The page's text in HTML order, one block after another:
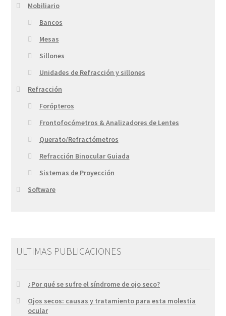
Mobiliario
Bancos
Mesas
Sillones
Unidades de Refracción y sillones
Refracción
Forópteros
Frontofocómetros & Analizadores de Lentes
Querato/Refractómetros
Refracción Binocular Guiada
Sistemas de Proyección
Software
ULTIMAS PUBLICACIONES
¿Por qué se sufre el síndrome de ojo seco?
Ojos secos: causas y tratamiento para esta molestia
ocular